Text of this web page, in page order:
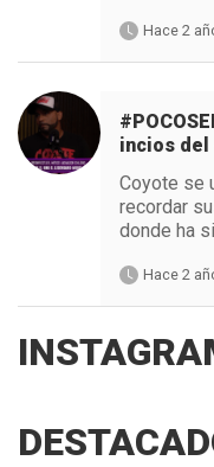
Hace 2
incios del
Coyote se
recordar
donde ha
Hace 2